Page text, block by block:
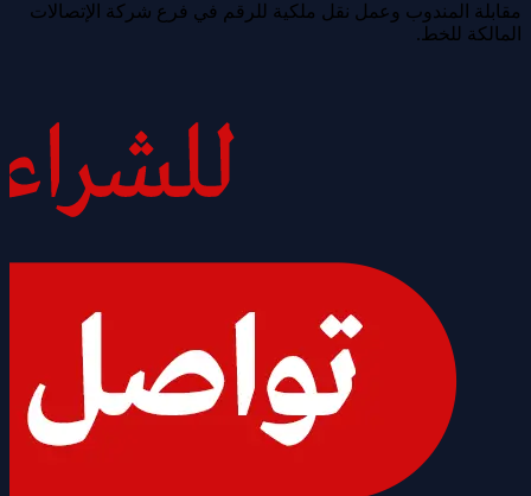
مقابلة المندوب وعمل نقل ملكية للرقم في فرع شركة الإتصالات
المالكة للخط.